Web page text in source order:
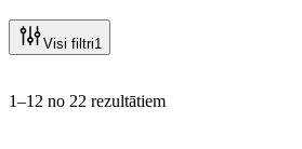
Visi filtri1
1–12 no 22 rezultātiem